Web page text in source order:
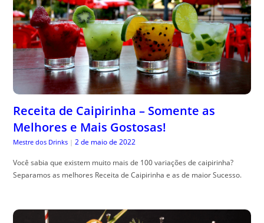
Receita de Caipirinha – Somente as
Melhores e Mais Gostosas!
Mestre dos Drinks | 2 de maio de 2022
Você sabia que existem muito mais de 100 variações de caipirinha?
Separamos as melhores Receita de Caipirinha e as de maior Sucesso.